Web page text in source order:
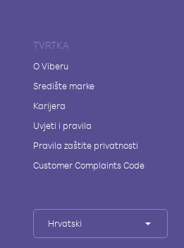
TVRTKA
O Viberu
Središte marke
Karijera
Uvjeti i pravila
Pravila zaštite privatnosti
Customer Complaints Code
Hrvatski